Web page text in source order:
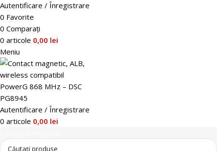
Autentificare / Înregistrare
0 Favorite
0 Comparați
0 articole 0,00 lei
Meniu
Autentificare / Înregistrare
0 articole 0,00 lei